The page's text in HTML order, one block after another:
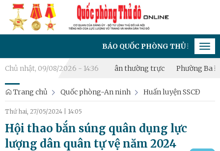
BÁO QUỐC PHÒNG THỦ ĐÔ - CƠ QUAN
Chủ nhật, 09/08/2026 - 14:36
lập Tiểu đội Dân quân thường trực Phường Ba Đình bồi
Trang chủ Quốc phòng-An ninh Huấn luyện SSCĐ
Thứ hai, 27/05/2024 14:05
Hội thao bắn súng quân dụng lực
lượng dân quân tự vệ năm 2024